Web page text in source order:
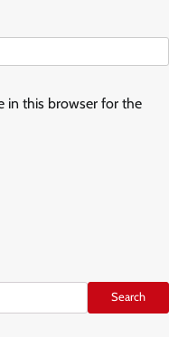
in this browser for the
Search